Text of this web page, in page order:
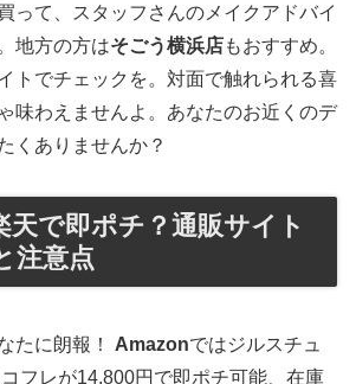
って、スタッフさんのメイクアドバイ
地方の方はそごう横浜店もおすすめ。
トでチェックを。対面で触れられる喜
味わえませんよ。あなたのお近くのデ
くありませんか？
天で即ポチ？通販サイト
注意点
たに朗報！ Amazonではジルスチュ
フレが14,800円で即ポチ可能、在庫